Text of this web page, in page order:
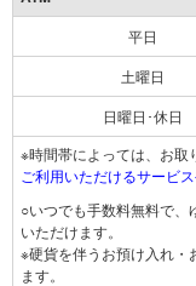
平日
土曜日
日曜日･休日
※時間帯によっては、お取
ご利用いただけるサービ
○いつでも手数料無料で、
いただけます。
※硬貨を伴うお預け入れ・
ます。